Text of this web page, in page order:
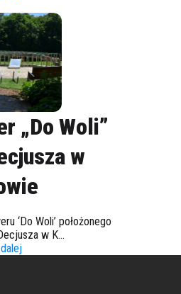
„Do Woli”
w
‘Do Woli’ położonego
w K...